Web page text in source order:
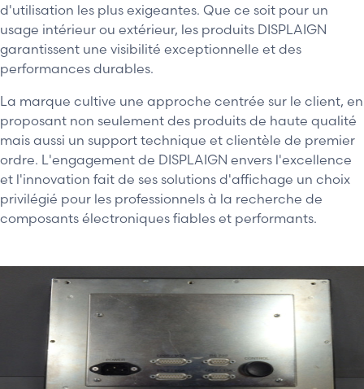
d'utilisation les plus exigeantes. Que ce soit pour un
usage intérieur ou extérieur, les produits DISPLAIGN
garantissent une visibilité exceptionnelle et des
performances durables.
La marque cultive une approche centrée sur le client, en
proposant non seulement des produits de haute qualité
mais aussi un support technique et clientèle de premier
ordre. L'engagement de DISPLAIGN envers l'excellence
et l'innovation fait de ses solutions d'affichage un choix
privilégié pour les professionnels à la recherche de
composants électroniques fiables et performants.